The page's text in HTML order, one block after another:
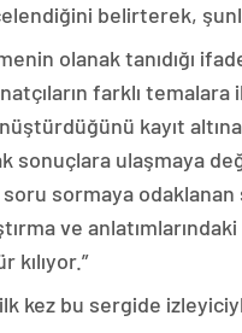
belirterek,
olanak tanıdığı
farklı temalara
kayıt
sonuçlara ulaşmaya
sormaya odaklanan
ve
kılıyor.”
kez bu sergide